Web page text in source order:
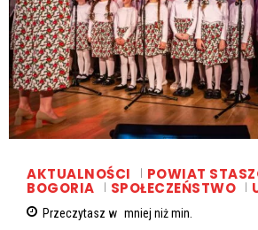
AKTUALNOŚCI POWIAT
BOGORIA SPOŁECZEŃSTWO
Przeczytasz w mniej niżmin.